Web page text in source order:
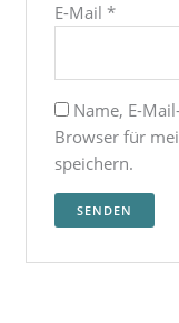
E-Mail*
Name, E-
Browser für
speichern.